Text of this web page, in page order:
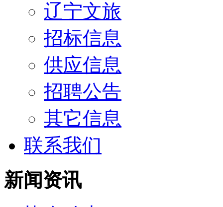
辽宁文旅
招标信息
供应信息
招聘公告
其它信息
联系我们
新闻资讯